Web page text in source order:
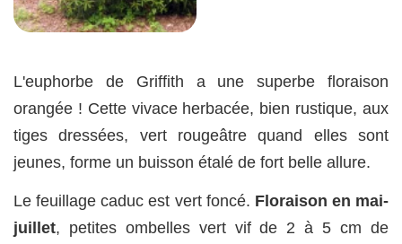
L'euphorbe de Griffith a une superbe floraison
orangée ! Cette vivace herbacée, bien rustique, aux
tiges dressées, vert rougeâtre quand elles sont
jeunes, forme un buisson étalé de fort belle allure.
Le feuillage caduc est vert foncé. Floraison en mai-
juillet, petites ombelles vert vif de 2 à 5 cm de